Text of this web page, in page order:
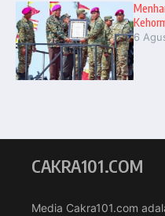
6
CAKRA101.COM
Media Cakra101.com